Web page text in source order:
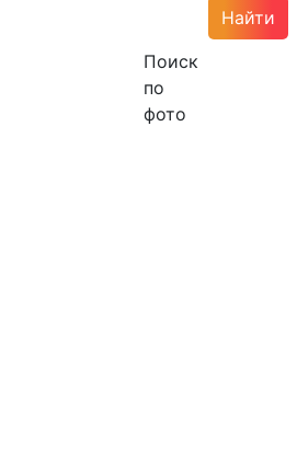
Поиск
по
фото
Найти